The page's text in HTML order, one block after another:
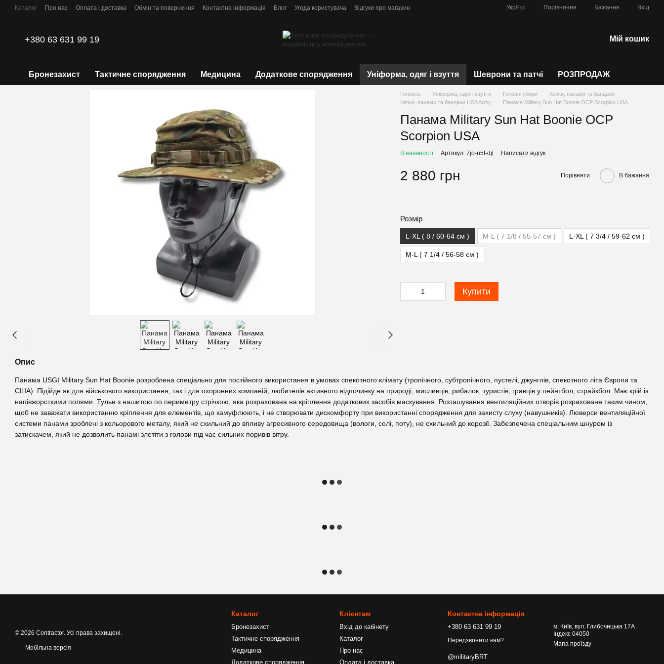
Перейти до основного контенту
Каталог Про нас Оплата і доставка Обмін та повернення Контактна інформація Блог Угода користувача
Відгуки про магазин
Укр Рус Порівняння Бажання Вхід
+380 63 631 99 19 Мій кошик
Бронезахист Тактичне спорядження Медицина Додаткове спорядження Уніформа, одяг і взуття Шеврони та патчі РОЗПРОДАЖ
Головна Уніформа, одяг і взуття Головні убори
Кепки, панами та бандани
Кепки, панами та бандани USA Army
Панама Military Sun Hat Boonie OCP Scorpion USA
Панама Military Sun Hat Boonie OCP
Scorpion USA
В наявності Артикул: 7jo-n5f-djl Написати відгук
2 880 грн Порівняти В бажання
Розмір
L-XL ( 8 / 60-64 см ) M-L ( 7 1/8 / 55-57 см ) L-XL ( 7 3/4 / 59-62 см )
M-L ( 7 1/4 / 56-58 см )
Купити
Опис
Панама USGI Military Sun Hat Boonie розроблена спеціально для постійного використання в умовах спекотного клімату (тропічного, субтропічного, пустелі, джунглів, спекотного літа Європи та
США). Підійде як для військового використання, так і для охоронних компаній, любителів активного відпочинку на природі, мисливців, рибалок, туристів, гравців у пейнтбол, страйкбол. Має крій із
напівжорсткими полями. Тулье з нашитою по периметру стрічкою, яка розрахована на кріплення додаткових засобів маскування. Розташування вентиляційних отворів розраховане таким чином,
щоб не заважати використанню кріплення для елементів, що камуфлюють, і не створювати дискомфорту при використанні спорядження для захисту слуху (навушників). Люверси вентиляційної
системи панами зроблені з кольорового металу, який не схильний до впливу агресивного середовища (вологи, солі, поту), не схильний до корозії. Забезпечена спеціальним шнуром із
затискачем, який не дозволить панамі злетіти з голови під час сильних поривів вітру.
© 2026 Contractor. Усі права захищені.
Мобільна версія
Каталог
Бронезахист
Тактичне спорядження
Медицина
Додаткове спорядження
Клієнтам
Вхід до кабінету
Каталог
Про нас
Оплата і доставка
Контактна інформація
+380 63 631 99 19
Передзвонити вам?
@militaryBRT
м. Київ, вул. Глибочицька 17А
Індекс 04050
Мапа проїзду